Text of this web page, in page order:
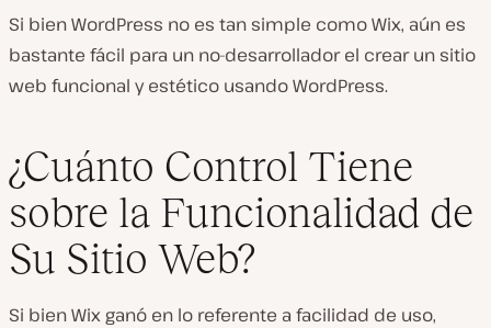
Si bien WordPress no es tan simple como Wix, aún es
bastante fácil para un no-desarrollador el crear un sitio
web funcional y estético usando WordPress.
¿Cuánto Control Tiene
sobre la Funcionalidad de
Su Sitio Web?
Si bien Wix ganó en lo referente a facilidad de uso,